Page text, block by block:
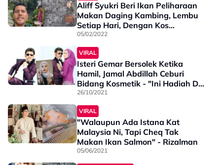
Aliff Syukri Beri Ikan Peliharaan
Makan Daging Kambing, Lembu
Setiap Hari, Dengan Kos
Sebanyak…
05/02/2022
VIRAL
Isteri Gemar Bersolek Ketika
Hamil, Jamal Abdillah Ceburi
Bidang Kosmetik - "Ini Hadiah Dia
Hamil Anak Ketiga"
26/10/2021
VIRAL
"Walaupun Ada Istana Kat
Malaysia Ni, Tapi Cheq Tak
Makan Ikan Salmon" - Rizalman
05/06/2021